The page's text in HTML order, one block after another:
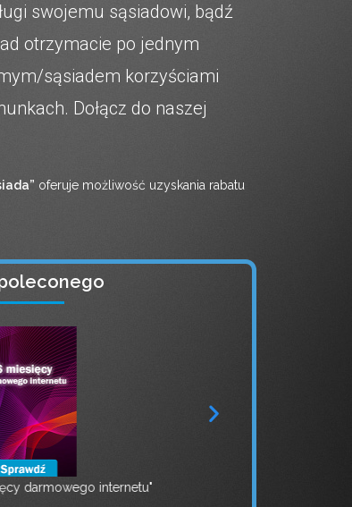
swojemu sąsiadowi, bądź
otrzymacie po jednym
sąsiadem korzyściami
Dołącz do naszej
oferuje możliwość uzyskania rabatu
darmowego internetu"